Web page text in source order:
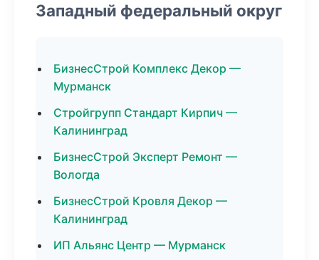
Западный федеральный округ
БизнесСтрой Комплекс Декор —
Мурманск
Стройгрупп Стандарт Кирпич —
Калининград
БизнесСтрой Эксперт Ремонт —
Вологда
БизнесСтрой Кровля Декор —
Калининград
ИП Альянс Центр — Мурманск